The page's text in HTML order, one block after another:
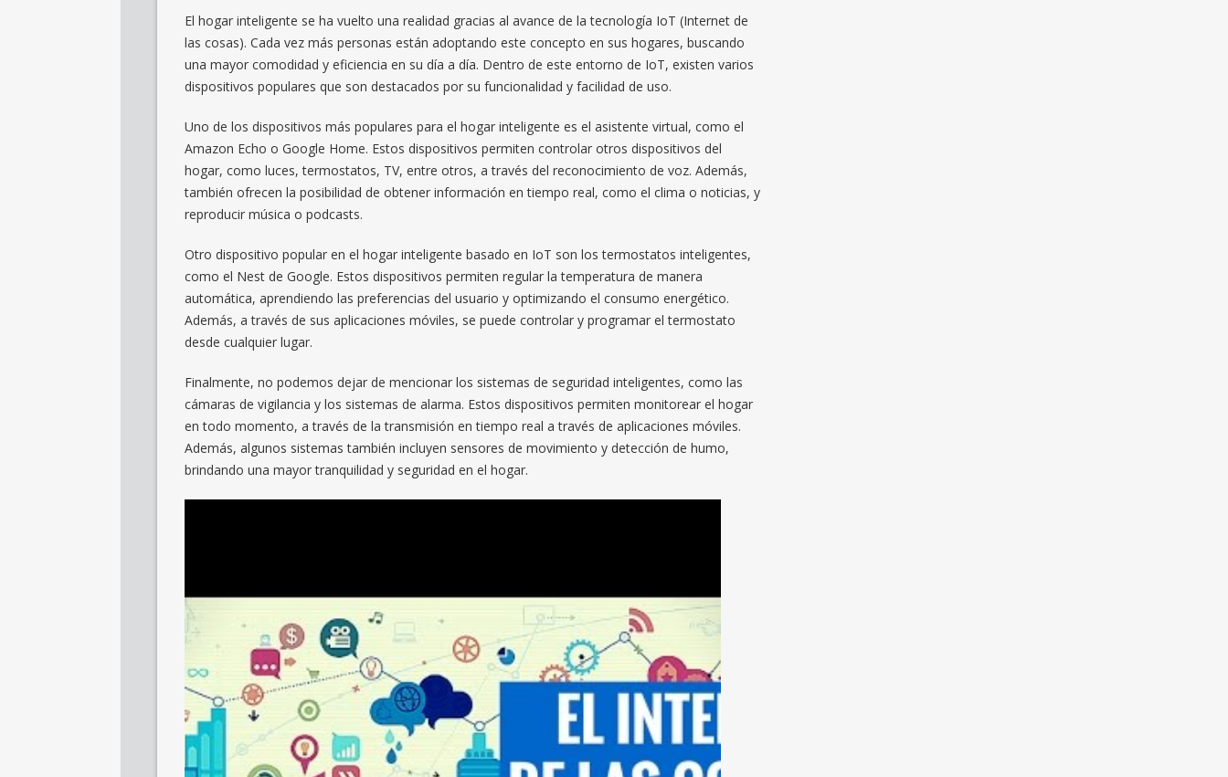
El hogar inteligente se ha vuelto una realidad gracias al avance de la tecnología IoT (Internet de
las cosas). Cada vez más personas están adoptando este concepto en sus hogares, buscando
una mayor comodidad y eficiencia en su día a día. Dentro de este entorno de IoT, existen varios
dispositivos populares que son destacados por su funcionalidad y facilidad de uso.
Uno de los dispositivos más populares para el hogar inteligente es el asistente virtual, como el
Amazon Echo o Google Home. Estos dispositivos permiten controlar otros dispositivos del
hogar, como luces, termostatos, TV, entre otros, a través del reconocimiento de voz. Además,
también ofrecen la posibilidad de obtener información en tiempo real, como el clima o noticias, y
reproducir música o podcasts.
Otro dispositivo popular en el hogar inteligente basado en IoT son los termostatos inteligentes,
como el Nest de Google. Estos dispositivos permiten regular la temperatura de manera
automática, aprendiendo las preferencias del usuario y optimizando el consumo energético.
Además, a través de sus aplicaciones móviles, se puede controlar y programar el termostato
desde cualquier lugar.
Finalmente, no podemos dejar de mencionar los sistemas de seguridad inteligentes, como las
cámaras de vigilancia y los sistemas de alarma. Estos dispositivos permiten monitorear el hogar
en todo momento, a través de la transmisión en tiempo real a través de aplicaciones móviles.
Además, algunos sistemas también incluyen sensores de movimiento y detección de humo,
brindando una mayor tranquilidad y seguridad en el hogar.